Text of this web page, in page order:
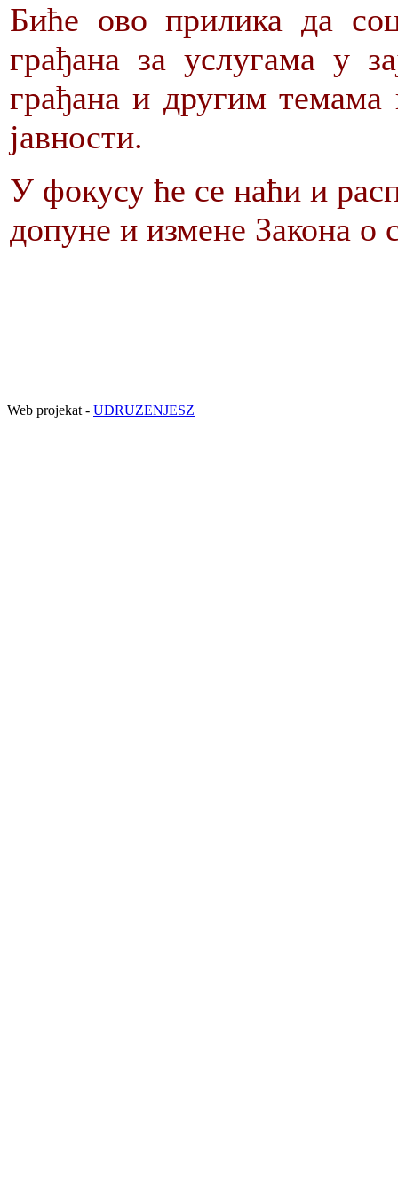
Биће ово прилика да
грађана за услугама у
грађана и другим темама
јавности.
У фокусу ће се наћи и
допуне и измене Закона о
Web projekat - UDRUZENJESZ